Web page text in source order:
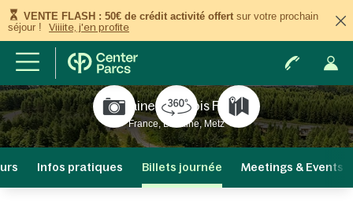
VENTE FLASH : 50€ de crédit activité offert sur votre prochain
séjour !
Viiiite, j'en profite
Domaine Les Trois Forêts
France, Lorraine, Metz
Infos pratiques Billets journée Meetings & Events